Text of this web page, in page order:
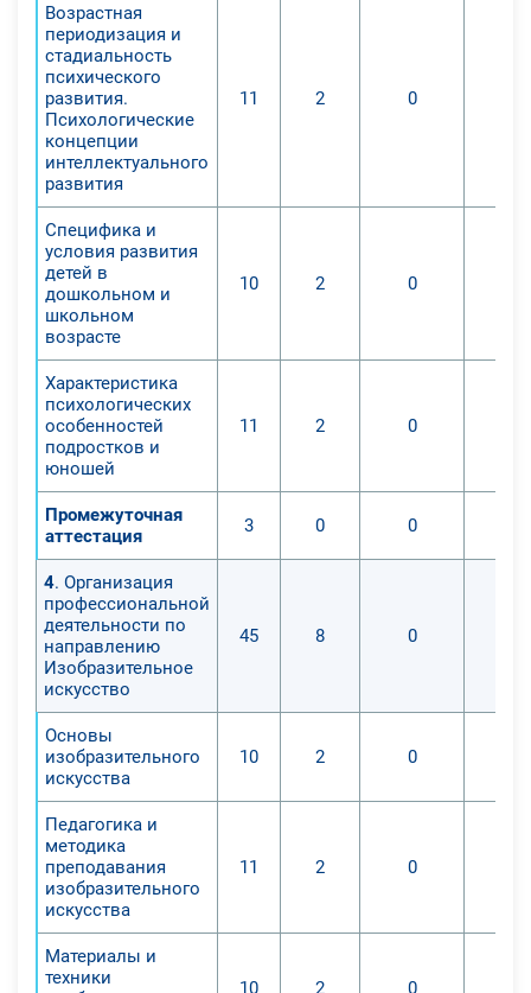
Возрастная
периодизация и
стадиальность
психического
развития.
Психологические
концепции
интеллектуального
развития
11 2 0
Специфика и
условия развития
детей в
дошкольном и
школьном
возрасте
10 2 0
Характеристика
психологических
особенностей
подростков и
юношей
11 2 0
Промежуточная
аттестация
3 0 0
4. Организация
профессиональной
деятельности по
направлению
Изобразительное
искусство
45 8 0
Основы
изобразительного
искусства
10 2 0
Педагогика и
методика
преподавания
изобразительного
искусства
11 2 0
Материалы и
техники
10 2 0